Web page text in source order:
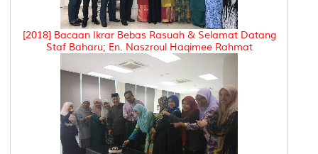
[2018] Bacaan Ikrar Bebas Rasuah & Selamat Datang
Staf Baharu; En. Naszroul Haqimee Rahmat